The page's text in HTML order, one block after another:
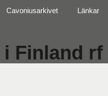
Finland rf
Cavoniusarkivet Länkar